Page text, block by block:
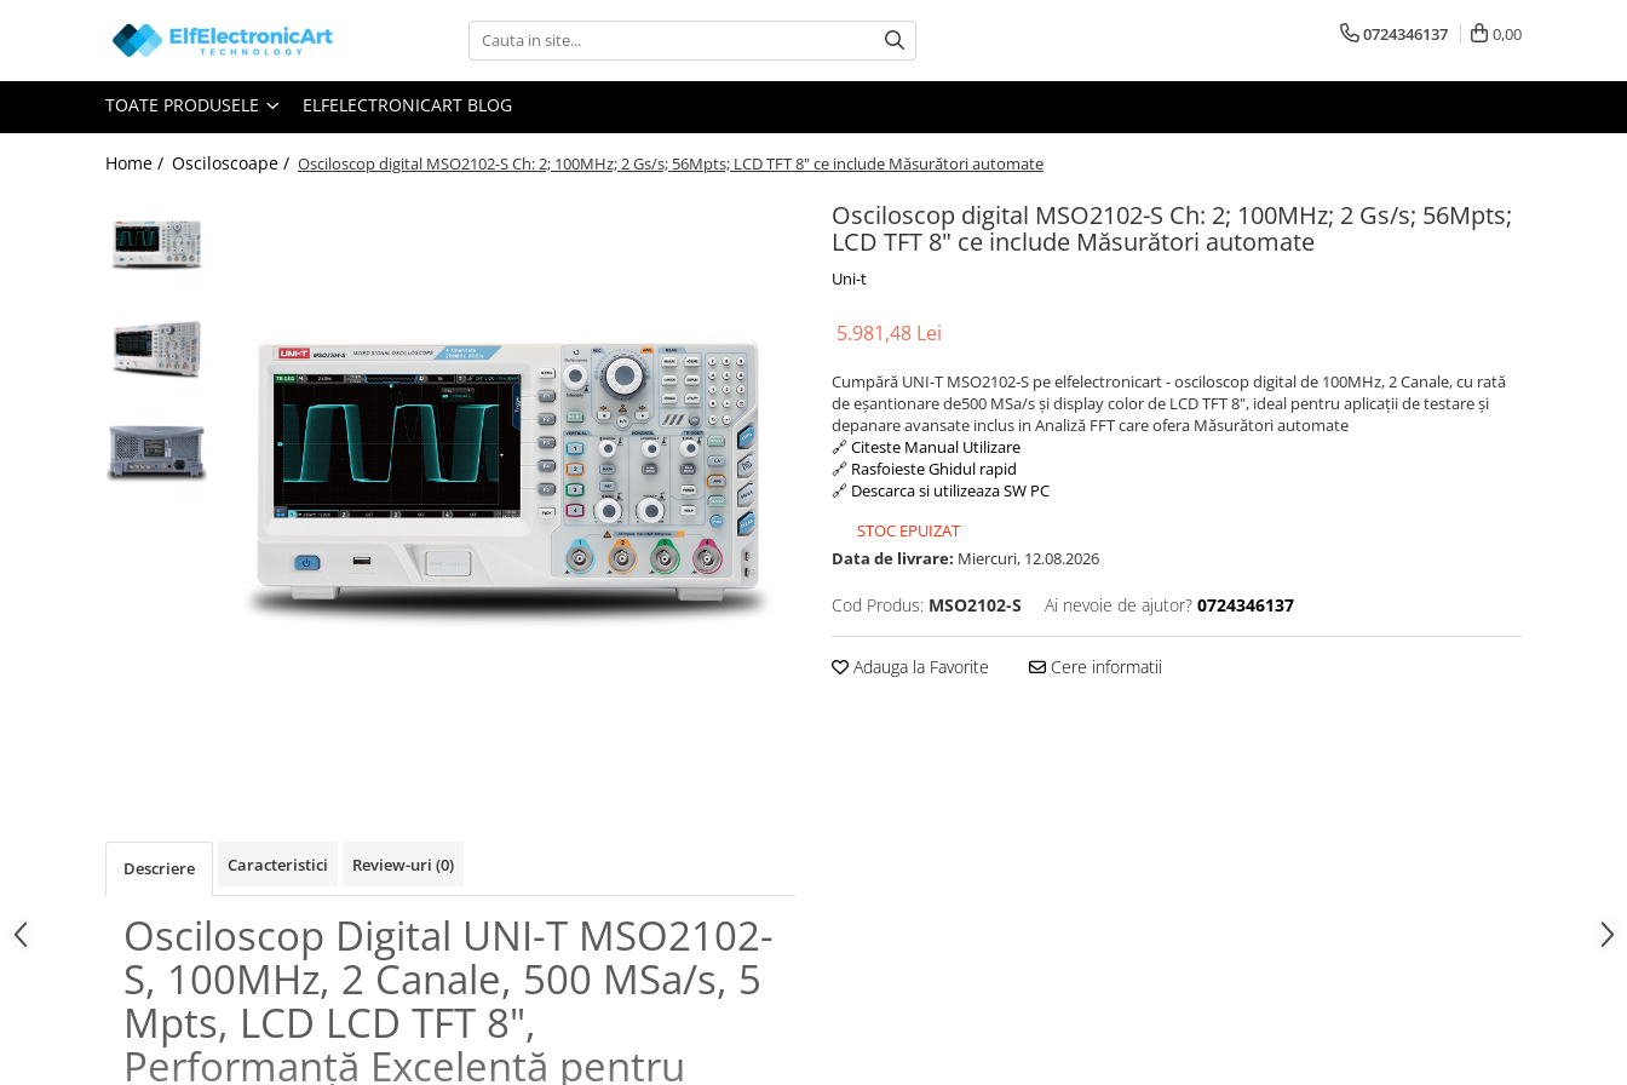
Toate Produsele
Audio
Clesti Ampermetrici
Multimetre Digitale
Surse de alimentare
Termometre
Osciloscoape
Osciloscoape TELEDYNE LECROY
Osciloscoape UNI-T
0724346137 0,00
TOATE PRODUSELE ELFELECTRONICART BLOG
Home / Osciloscoape / Osciloscop digital MSO2102-S Ch: 2; 100MHz; 2 Gs/s; 56Mpts; LCD TFT 8" ce include Măsurători automate
Osciloscop digital MSO2102-S Ch: 2; 100MHz; 2 Gs/s; 56Mpts;
LCD TFT 8" ce include Măsurători automate
Uni-t
5.981,48 Lei
Cumpără UNI-T MSO2102-S pe elfelectronicart - osciloscop digital de 100MHz, 2 Canale, cu rată
de eșantionare de500 MSa/s și display color de LCD TFT 8", ideal pentru aplicații de testare și
depanare avansate inclus in Analiză FFT care ofera Măsurători automate
🔗 Citeste Manual Utilizare
🔗 Rasfoieste Ghidul rapid
🔗 Descarca si utilizeaza SW PC
STOC EPUIZAT
Data de livrare: Miercuri, 12.08.2026
Cod Produs: MSO2102-S Ai nevoie de ajutor? 0724346137
Adauga la Favorite Cere informatii
Descriere Caracteristici Review-uri (0)
Osciloscop Digital UNI-T MSO2102-
S, 100MHz, 2 Canale, 500 MSa/s, 5
Mpts, LCD LCD TFT 8",
Performanță Excelentă pentru